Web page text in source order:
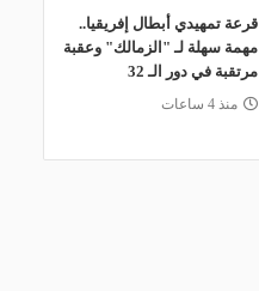
قرعة تمهيدي أبطال إفريقيا..
مهمة سهلة لـ "الزمالك" وعقبة
مرتقبة في دور الـ 32
منذ 4 ساعات